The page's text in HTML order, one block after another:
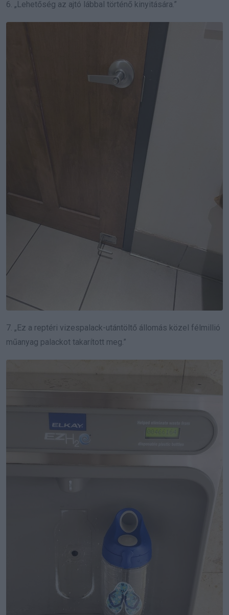
6. „Lehetőség az ajtó lábbal történő kinyitására.”
7. „Ez a reptéri vizespalack-utántöltő állomás közel félmillió
műanyag palackot takarított meg.”